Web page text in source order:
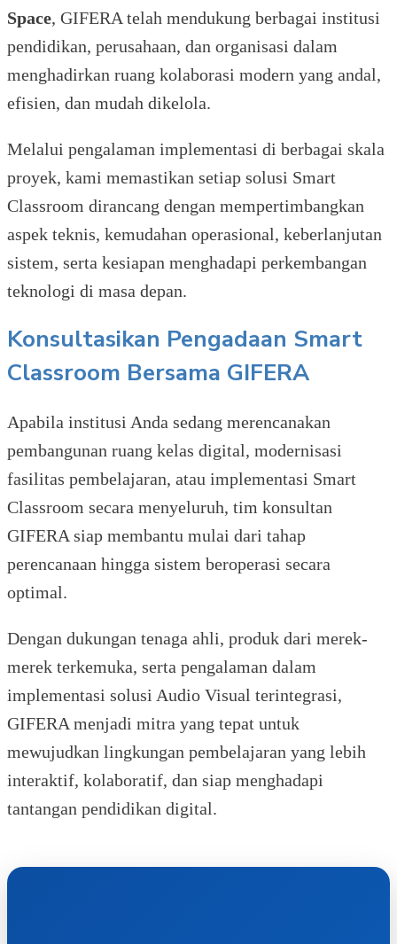
Space, GIFERA telah mendukung berbagai institusi
pendidikan, perusahaan, dan organisasi dalam
menghadirkan ruang kolaborasi modern yang andal,
efisien, dan mudah dikelola.
Melalui pengalaman implementasi di berbagai skala
proyek, kami memastikan setiap solusi Smart
Classroom dirancang dengan mempertimbangkan
aspek teknis, kemudahan operasional, keberlanjutan
sistem, serta kesiapan menghadapi perkembangan
teknologi di masa depan.
Konsultasikan Pengadaan Smart
Classroom Bersama GIFERA
Apabila institusi Anda sedang merencanakan
pembangunan ruang kelas digital, modernisasi
fasilitas pembelajaran, atau implementasi Smart
Classroom secara menyeluruh, tim konsultan
GIFERA siap membantu mulai dari tahap
perencanaan hingga sistem beroperasi secara
optimal.
Dengan dukungan tenaga ahli, produk dari merek-
merek terkemuka, serta pengalaman dalam
implementasi solusi Audio Visual terintegrasi,
GIFERA menjadi mitra yang tepat untuk
mewujudkan lingkungan pembelajaran yang lebih
interaktif, kolaboratif, dan siap menghadapi
tantangan pendidikan digital.